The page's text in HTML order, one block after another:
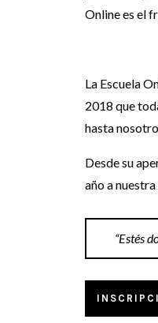
Online es el
La Escuela
2018 que
hasta
Desde su
año a
“Estés